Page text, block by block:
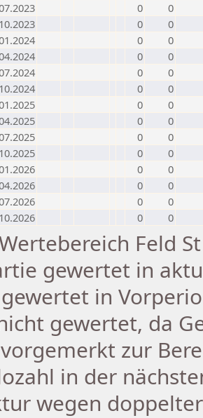
0
0
0
0
0
0
0
0
0
0
0
0
0
0
0
0
0
0
0
0
0
0
0
0
0
0
0 0
Feld
gewertet in
in
gewertet, da
zur
in der
wegen